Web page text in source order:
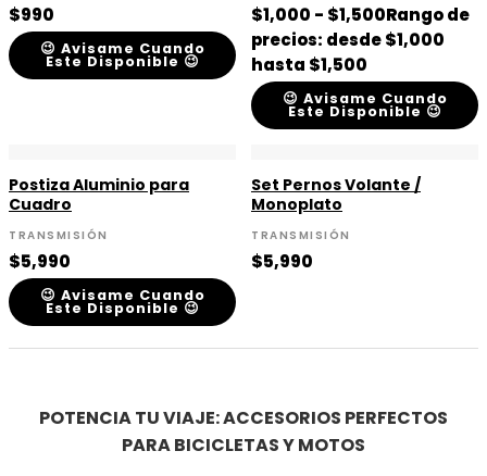
$990
😉 Avisame Cuando
Este Disponible 😉
$1,000 - $1,500Rango de
precios: desde $1,000
hasta $1,500
😉 Avisame Cuando
Este Disponible 😉
Postiza Aluminio para
Cuadro
TRANSMISIÓN
$5,990
😉 Avisame Cuando
Este Disponible 😉
Set Pernos Volante /
Monoplato
TRANSMISIÓN
$5,990
POTENCIA TU VIAJE: ACCESORIOS PERFECTOS
PARA BICICLETAS Y MOTOS